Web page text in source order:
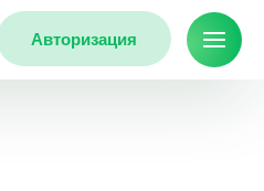
Авторизация